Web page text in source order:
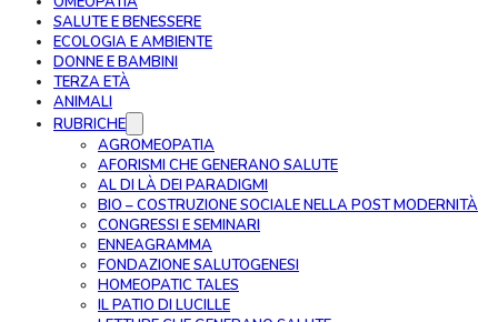
SALUTE E BENESSERE
ECOLOGIA E AMBIENTE
DONNE E BAMBINI
TERZA ETÀ
ANIMALI
RUBRICHE
AGROMEOPATIA
AFORISMI CHE GENERANO SALUTE
AL DI LÀ DEI PARADIGMI
BIO – COSTRUZIONE SOCIALE NELLA POST MODERNITÀ
CONGRESSI E SEMINARI
ENNEAGRAMMA
FONDAZIONE SALUTOGENESI
HOMEOPATIC TALES
IL PATIO DI LUCILLE